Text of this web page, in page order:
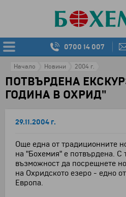
0700 14 007
Начало Новини 2004 г.
ПОТВЪРДЕНА
ГОДИНА В ОХРИД"
29.11.2004 г.
Още една от традиционните
на "Бохемия" е потвърдена. С
възможност да посрещнете
на Охридското езеро - едно
Европа.